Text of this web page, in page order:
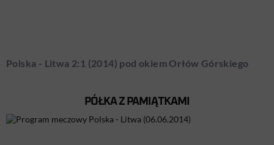
Polska - Litwa 2:1 (2014) pod okiem Orłów Górskiego
PÓŁKA Z PAMIĄTKAMI